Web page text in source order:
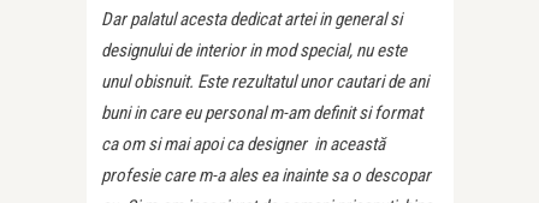
Dar palatul acesta dedicat artei in general si
designului de interior in mod special, nu este
unul obisnuit. Este rezultatul unor cautari de ani
buni in care eu personal m-am definit si format
ca om si mai apoi ca designer in această
profesie care m-a ales ea inainte sa o descopar